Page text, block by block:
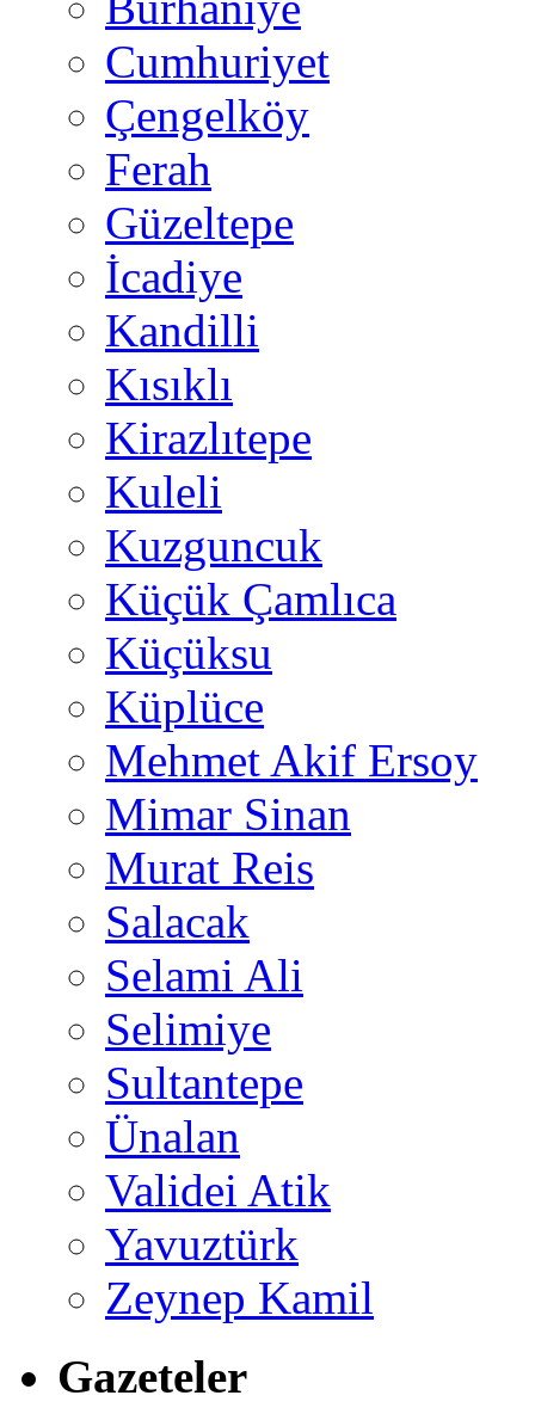
Cumhuriyet
Çengelköy
Ferah
Güzeltepe
İcadiye
Kandilli
Kısıklı
Kirazlıtepe
Kuleli
Kuzguncuk
Küçük Çamlıca
Küçüksu
Küplüce
Mehmet Akif Ersoy
Mimar Sinan
Murat Reis
Salacak
Selami Ali
Selimiye
Sultantepe
Ünalan
Validei Atik
Yavuztürk
Zeynep Kamil
Gazeteler